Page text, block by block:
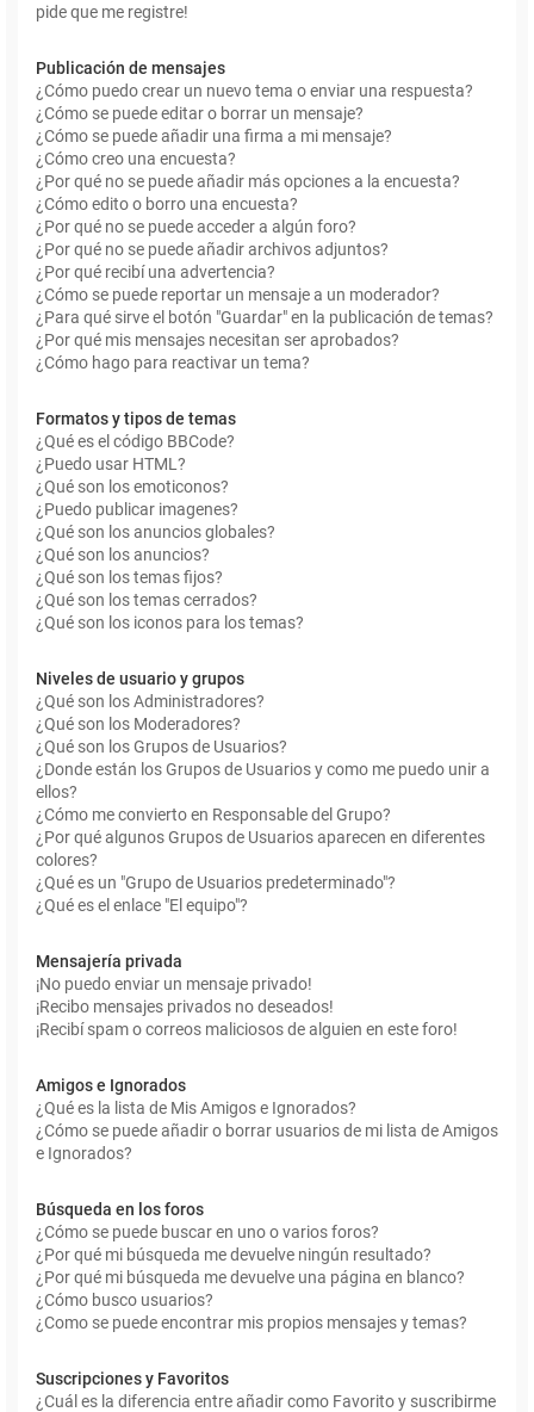
pide que me registre!
Publicación de mensajes
¿Cómo puedo crear un nuevo tema o enviar una respuesta?
¿Cómo se puede editar o borrar un mensaje?
¿Cómo se puede añadir una firma a mi mensaje?
¿Cómo creo una encuesta?
¿Por qué no se puede añadir más opciones a la encuesta?
¿Cómo edito o borro una encuesta?
¿Por qué no se puede acceder a algún foro?
¿Por qué no se puede añadir archivos adjuntos?
¿Por qué recibí una advertencia?
¿Cómo se puede reportar un mensaje a un moderador?
¿Para qué sirve el botón "Guardar" en la publicación de temas?
¿Por qué mis mensajes necesitan ser aprobados?
¿Cómo hago para reactivar un tema?
Formatos y tipos de temas
¿Qué es el código BBCode?
¿Puedo usar HTML?
¿Qué son los emoticonos?
¿Puedo publicar imagenes?
¿Qué son los anuncios globales?
¿Qué son los anuncios?
¿Qué son los temas fijos?
¿Qué son los temas cerrados?
¿Qué son los iconos para los temas?
Niveles de usuario y grupos
¿Qué son los Administradores?
¿Qué son los Moderadores?
¿Qué son los Grupos de Usuarios?
¿Donde están los Grupos de Usuarios y como me puedo unir a
ellos?
¿Cómo me convierto en Responsable del Grupo?
¿Por qué algunos Grupos de Usuarios aparecen en diferentes
colores?
¿Qué es un "Grupo de Usuarios predeterminado"?
¿Qué es el enlace "El equipo"?
Mensajería privada
¡No puedo enviar un mensaje privado!
¡Recibo mensajes privados no deseados!
¡Recibí spam o correos maliciosos de alguien en este foro!
Amigos e Ignorados
¿Qué es la lista de Mis Amigos e Ignorados?
¿Cómo se puede añadir o borrar usuarios de mi lista de Amigos
e Ignorados?
Búsqueda en los foros
¿Cómo se puede buscar en uno o varios foros?
¿Por qué mi búsqueda me devuelve ningún resultado?
¿Por qué mi búsqueda me devuelve una página en blanco?
¿Cómo busco usuarios?
¿Como se puede encontrar mis propios mensajes y temas?
Suscripciones y Favoritos
¿Cuál es la diferencia entre añadir como Favorito y suscribirme